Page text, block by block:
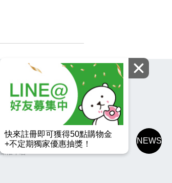
NEWS
快來註冊即可獲得50點購物金
+不定期獨家優惠抽獎！
消訂閱
皇冠金屬工業股份有限公司
權，若